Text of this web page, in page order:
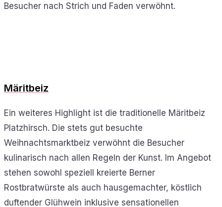
Besucher nach Strich und Faden verwöhnt.
Märitbeiz
Ein weiteres Highlight ist die traditionelle Märitbeiz
Platzhirsch. Die stets gut besuchte
Weihnachtsmarktbeiz verwöhnt die Besucher
kulinarisch nach allen Regeln der Kunst. Im Angebot
stehen sowohl speziell kreierte Berner
Rostbratwürste als auch hausgemachter, köstlich
duftender Glühwein inklusive sensationellen